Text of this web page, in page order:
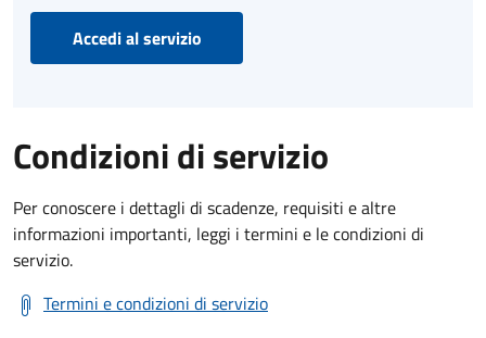
Accedi al servizio
Condizioni di servizio
Per conoscere i dettagli di scadenze, requisiti e altre
informazioni importanti, leggi i termini e le condizioni di
servizio.
Termini e condizioni di servizio